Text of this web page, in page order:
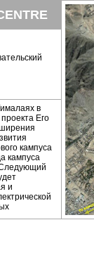
в
Его
кампуса
кампуса
и